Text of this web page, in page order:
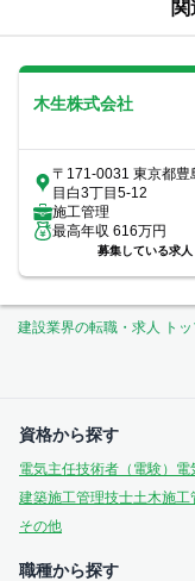
木生株式会社
〒171-0031 東京都豊
目白3丁目5-12
施工管理
最高年収 616万円
募集している求人
建設業界の転職・求人 ト
資格から探す
電気主任技術者（電験） 電
建築施工管理技士土木施工
その他
職種から探す